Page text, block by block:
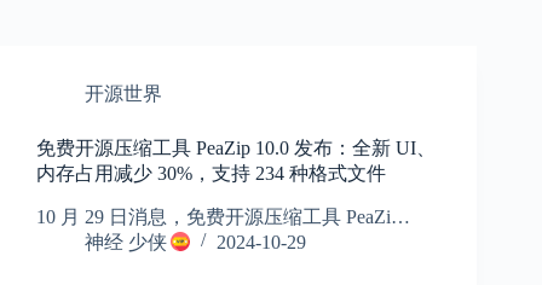
开源世界
免费开源压缩工具 PeaZip 10.0 发布：全新 UI、
内存占用减少 30%，支持 234 种格式文件
10 月 29 日消息，免费开源压缩工具 PeaZi…
神经 少侠
2024-10-29